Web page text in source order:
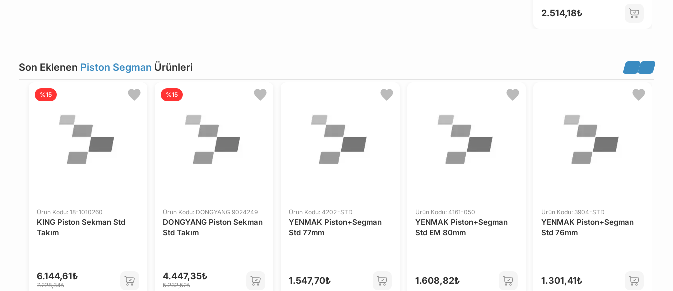
2.514,18₺
Son Eklenen Piston Segman Ürünleri
Ürün Kodu: 18-1010260
KING Piston Sekman Std
Takım
6.144,61₺
7.228,34₺
%15
Ürün Kodu: DONGYANG 9024249
DONGYANG Piston Sekman
Std Takım
4.447,35₺
5.232,52₺
%15
Ürün Kodu: 4202-STD
YENMAK Piston+Segman
Std 77mm
1.547,70₺
Ürün Kodu: 4161-050
YENMAK Piston+Segman
Std EM 80mm
1.608,82₺
Ürün Kodu: 3904-STD
YENMAK Piston+Segman
Std 76mm
1.301,41₺